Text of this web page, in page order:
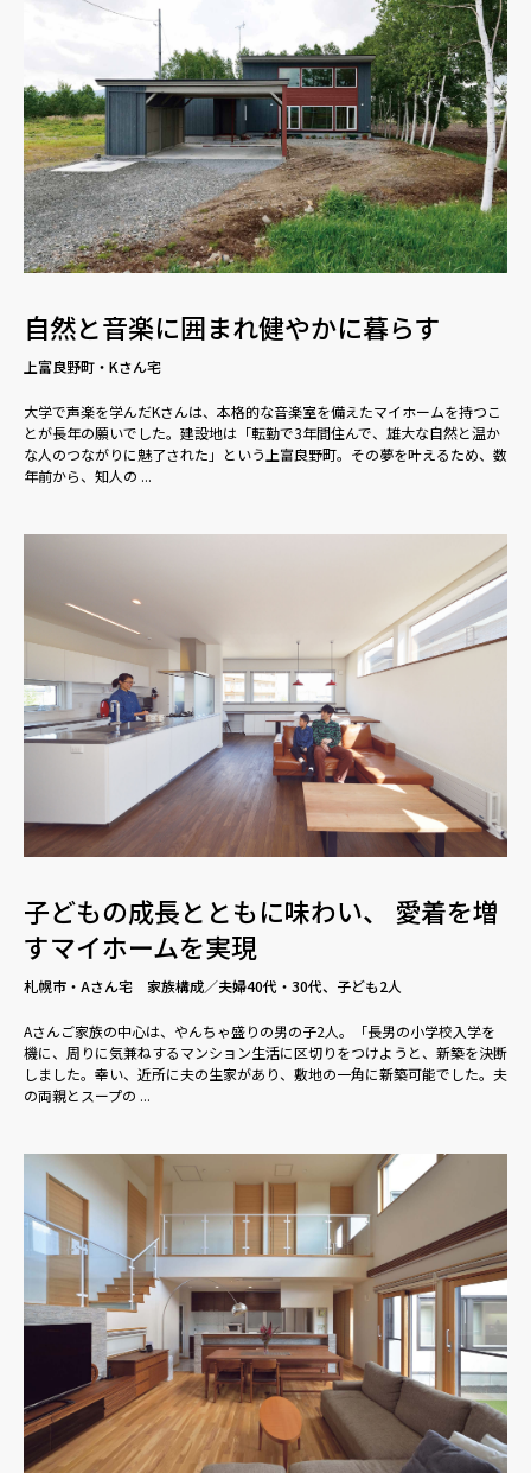
自然と音楽に囲まれ健やかに暮らす
上富良野町・Kさん宅
大学で声楽を学んだKさんは、本格的な音楽室を備えたマイホームを持つこ
とが長年の願いでした。建設地は「転勤で3年間住んで、雄大な自然と温か
な人のつながりに魅了された」という上富良野町。その夢を叶えるため、数
年前から、知人の ...
子どもの成長とともに味わい、 愛着を増
すマイホームを実現
札幌市・Aさん宅 家族構成／夫婦40代・30代、子ども2人
Aさんご家族の中心は、やんちゃ盛りの男の子2人。「長男の小学校入学を
機に、周りに気兼ねするマンション生活に区切りをつけようと、新築を決断
しました。幸い、近所に夫の生家があり、敷地の一角に新築可能でした。夫
の両親とスープの ...